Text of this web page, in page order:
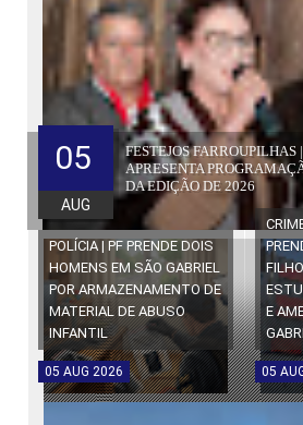
FESTEJOS
APRESENTA
DA EDIÇÃO DE 2026
05
AUG
POLÍCIA | PF PRENDE DOIS
HOMENS EM SÃO GABRIEL
POR ARMAZENAMENTO DE
MATERIAL DE ABUSO
INFANTIL
05 AUG 2026
E
05